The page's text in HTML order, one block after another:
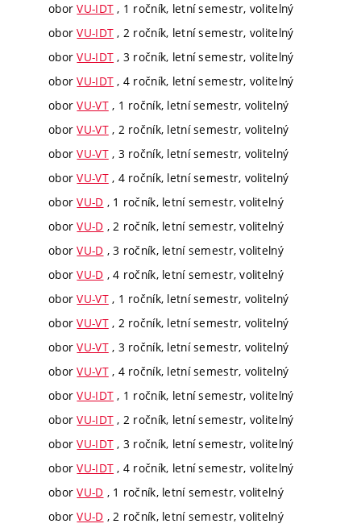
oborVU-IDT , 1 ročník, letní semestr, volitelný
oborVU-IDT , 2 ročník, letní semestr, volitelný
oborVU-IDT , 3 ročník, letní semestr, volitelný
oborVU-IDT , 4 ročník, letní semestr, volitelný
oborVU-VT, 1 ročník, letní semestr, volitelný
oborVU-VT, 2 ročník, letní semestr, volitelný
oborVU-VT, 3 ročník, letní semestr, volitelný
oborVU-VT, 4 ročník, letní semestr, volitelný
oborVU-D , 1 ročník, letní semestr, volitelný
oborVU-D , 2 ročník, letní semestr, volitelný
oborVU-D , 3 ročník, letní semestr, volitelný
oborVU-D , 4 ročník, letní semestr, volitelný
oborVU-VT, 1 ročník, letní semestr, volitelný
oborVU-VT, 2 ročník, letní semestr, volitelný
oborVU-VT, 3 ročník, letní semestr, volitelný
oborVU-VT, 4 ročník, letní semestr, volitelný
oborVU-IDT , 1 ročník, letní semestr, volitelný
oborVU-IDT , 2 ročník, letní semestr, volitelný
oborVU-IDT , 3 ročník, letní semestr, volitelný
oborVU-IDT , 4 ročník, letní semestr, volitelný
oborVU-D , 1 ročník, letní semestr, volitelný
oborVU-D , 2 ročník, letní semestr, volitelný